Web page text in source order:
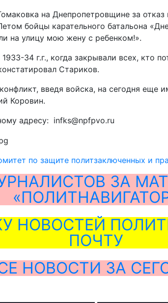
на Днепропетровщине за
бойцы карательного батальона
на улицу мою жену с ребенком!».
34 г.г., когда закрывали всех, кто
Стариков.
введя войска, на сегодня еще
Коровин.
адресу: infks@npfpvo.ru
по защите политзаключенных и
ЗА
НОВОСТЕЙ
ПОЧТУ
НОВОСТИ ЗА